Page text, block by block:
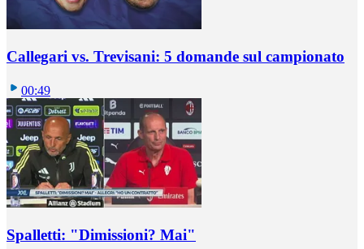
Callegari vs. Trevisani: 5 domande sul campionato
00:49
Spalletti: "Dimissioni? Mai"